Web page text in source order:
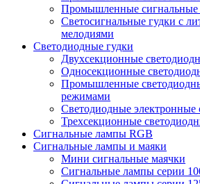
Промышленные
Светосигнальные гудки с
мелодиями
Светодиодные гудки
Двухсекционные
Односекционные
Промышленные
режимами
Светодиодные электронные
Трехсекционные
Сигнальные лампы RGB
Сигнальные лампы и маяки
Мини сигнальные маячки
Сигнальные лампы серии